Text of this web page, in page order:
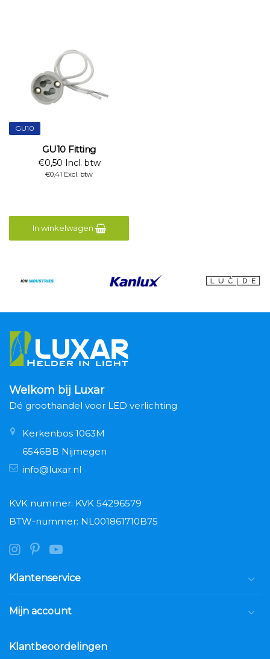
GU10
GU10 Fitting
€0,50 Incl. btw
€0,41 Excl. btw
In winkelwagen
Welkom bij Luxar
Dé groothandel voor LED verlichting
Kerkenbos 1063M
6546BB Nijmegen
info@luxar.nl
KVK nummer: KVK 54296579
BTW-nummer: NL001861710B75
Klantenservice
Mijn account
Klantbeoordelingen